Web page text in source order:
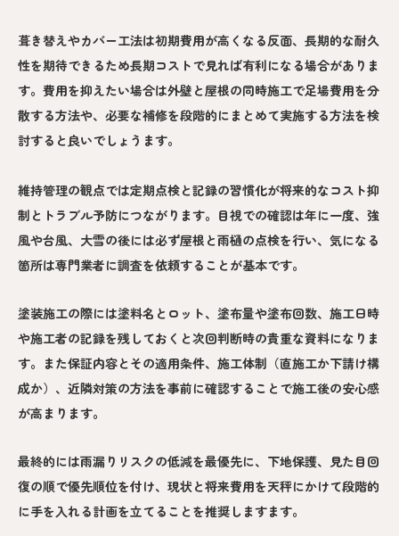
葺き替えやカバー工法は初期費用が高くなる反面、長期的な耐久
性を期待できるため長期コストで見れば有利になる場合がありま
す。費用を抑えたい場合は外壁と屋根の同時施工で足場費用を分
散する方法や、必要な補修を段階的にまとめて実施する方法を検
討すると良いでしょうます。
維持管理の観点では定期点検と記録の習慣化が将来的なコスト抑
制とトラブル予防につながります。目視での確認は年に一度、強
風や台風、大雪の後には必ず屋根と雨樋の点検を行い、気になる
箇所は専門業者に調査を依頼することが基本です。
塗装施工の際には塗料名とロット、塗布量や塗布回数、施工日時
や施工者の記録を残しておくと次回判断時の貴重な資料になりま
す。また保証内容とその適用条件、施工体制（直施工か下請け構
成か）、近隣対策の方法を事前に確認することで施工後の安心感
が高まります。
最終的には雨漏りリスクの低減を最優先に、下地保護、見た目回
復の順で優先順位を付け、現状と将来費用を天秤にかけて段階的
に手を入れる計画を立てることを推奨しますます。